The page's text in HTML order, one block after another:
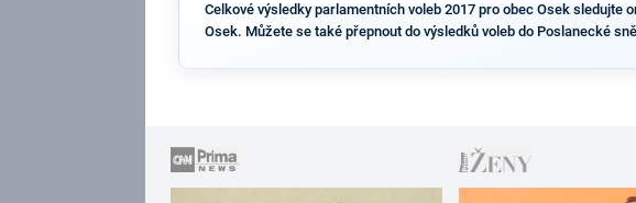
Celkové výsledky parlamentních voleb 2017 pro obec Osek
Osek. Můžete se také přepnout do výsledků voleb do Poslanecké